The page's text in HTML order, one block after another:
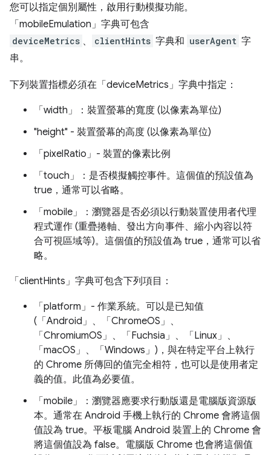
您可以指定個別屬性，啟用行動模擬功能。
「mobileEmulation」字典可包含
deviceMetrics 、 clientHints 字典和 userAgent 字
串。
下列裝置指標必須在「deviceMetrics」字典中指定：
「width」：裝置螢幕的寬度 (以像素為單位)
"height" - 裝置螢幕的高度 (以像素為單位)
「pixelRatio」- 裝置的像素比例
「touch」：是否模擬觸控事件。這個值的預設值為
true，通常可以省略。
「mobile」：瀏覽器是否必須以行動裝置使用者代理
程式運作 (重疊捲軸、發出方向事件、縮小內容以符
合可視區域等)。這個值的預設值為 true，通常可以省
略。
「clientHints」字典可包含下列項目：
「platform」- 作業系統。可以是已知值
(「Android」、「ChromeOS」、
「ChromiumOS」、「Fuchsia」、「Linux」、
「macOS」、「Windows」)，與在特定平台上執行
的 Chrome 所傳回的值完全相符，也可以是使用者定
義的值。此值為必要值。
「mobile」：瀏覽器應要求行動版還是電腦版資源版
本。通常在 Android 手機上執行的 Chrome 會將這個
值設為 true。平板電腦 Android 裝置上的 Chrome 會
將這個值設為 false。電腦版 Chrome 也會將這個值